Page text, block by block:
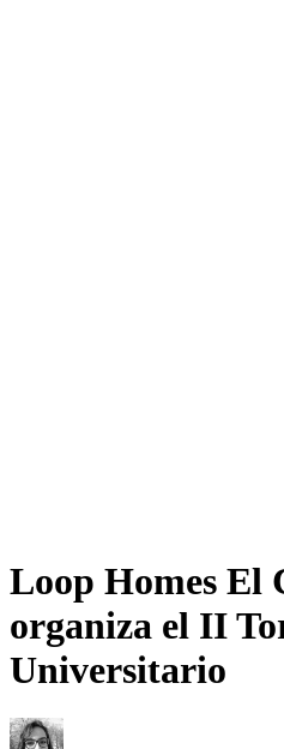
Loop Homes El
organiza el II
Universitario